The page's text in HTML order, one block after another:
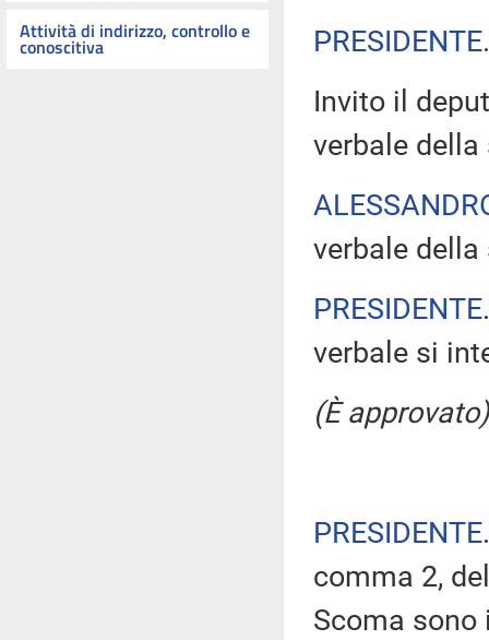
Attività di indirizzo, controllo e
conoscitiva
PRESIDENTE
Invito il
verbale della
verbale
PRESIDENTE
verbale si
(È approvato)
PRESIDENTE
comma 2,
Scoma sono